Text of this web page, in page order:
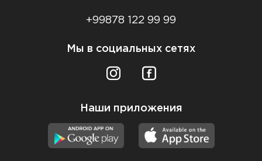
+99878 122 99 99
Мы в социальных сетях
Наши приложения